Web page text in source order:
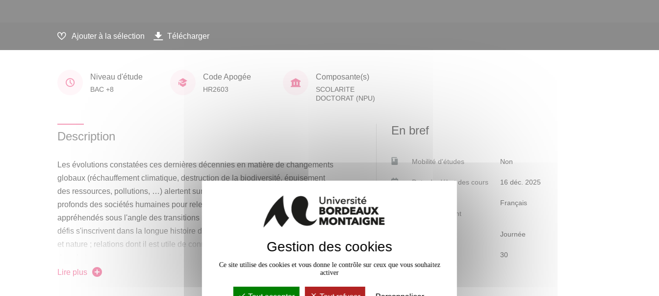
Ajouter à la sélection Télécharger
Niveau d'étude
BAC +8
Code Apogée
HR2603
Composante(s)
SCOLARITE
DOCTORAT (NPU)
Description
Les évolutions constatées ces dernières décennies en matière de changements
globaux (réchauffement climatique, destruction de la biodiversité, épuisement
des ressources, pollutions, …) alertent sur la nécessité de questionnements
profonds des sociétés humaines pour relever ces défis. Aujourd'hui
appréhendés sous l'angle des transitions (écologiques, énergétiques, etc.), ces
défis s'inscrivent dans la longue histoire des relations entre sociétés humaines
et nature ; relations dont il est utile de connaitre la diversité dans l'espace et
Lire plus
En bref
Mobilité d'études Non
Date de début des cours 16 déc. 2025
d'enseignement
Français
Journée
30
Gestion des cookies
Ce site utilise des cookies et vous donne le contrôle sur ceux que vous souhaitez
activer